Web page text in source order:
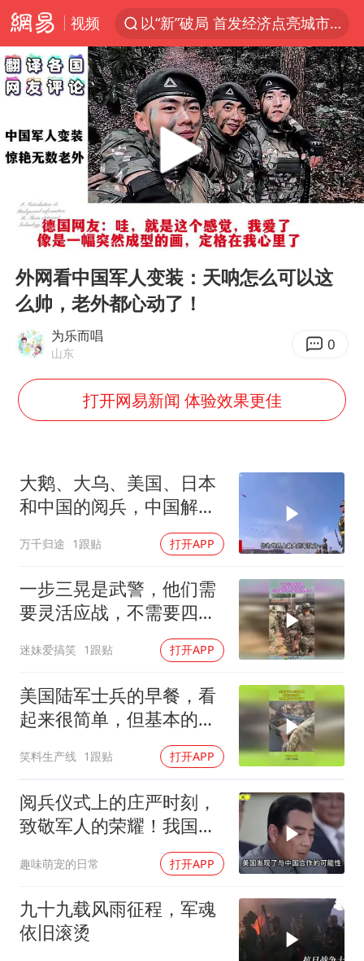
视频
以“新”破局 首发经济点亮城市消费活力
中方回应是否开采太平洋海底稀土资源
台风白海豚进入48小时警戒线
佛得角门将亮相智利俱乐部主场
看守所辅警收受10万获刑1年
宇树科技发行价格150.80元/股
CIA被曝已秘密设立古巴工作组
U17国足1分钟轰2球
陈熠叫医疗暂停被驳回 带伤遭逆转
贵州轮胎子公司获美国退税8136万
吉林一“温度计大楼”读数爆表
感觉全东北都在等7号
奋进开新局 实干挑大梁
00:00
外网看中国军人变装：天呐怎么可以这
么帅，老外都心动了！
为乐而唱
山东 0
打开网易新闻 体验效果更佳
大鹅、大乌、美国、日本
和中国的阅兵，中国解放
万千归途 1跟贴 打开APP
一步三晃是武警，他们需
要灵活应战，不需要四平
迷妹爱搞笑 1跟贴 打开APP
美国陆军士兵的早餐，看
起来很简单，但基本的营
笑料生产线 1跟贴 打开APP
阅兵仪式上的庄严时刻，
致敬军人的荣耀！我国境
趣味萌宠的日常 打开APP
九十九载风雨征程，军魂
依旧滚烫